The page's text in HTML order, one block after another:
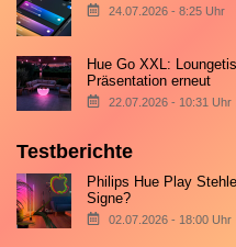
24.07.2026 - 8:25 Uhr
Hue Go XXL:
Präsentation erneut
22.07.2026 - 10:31 Uhr
Testberichte
Philips Hue Play
Signe?
02.07.2026 - 18:00 Uhr